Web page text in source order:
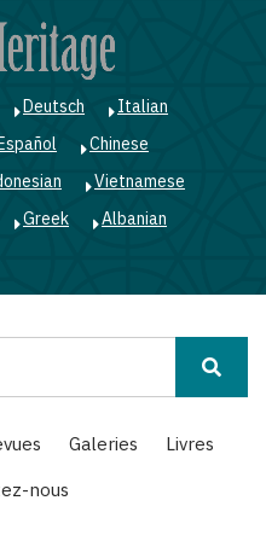
Deutsch
Italian
Chinese
Vietnamese
Greek
Albanian
Galeries
Livres
nous